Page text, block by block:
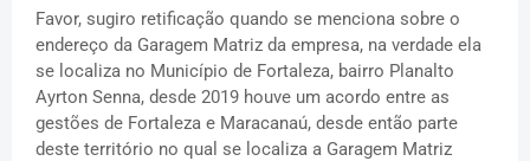
Favor, sugiro retificação quando se menciona sobre o
endereço da Garagem Matriz da empresa, na verdade ela
se localiza no Município de Fortaleza, bairro Planalto
Ayrton Senna, desde 2019 houve um acordo entre as
gestões de Fortaleza e Maracanaú, desde então parte
deste território no qual se localiza a Garagem Matriz